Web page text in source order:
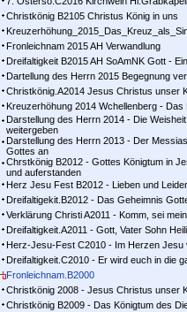
Christkönig B2105 Christus König in uns
Fronleichnam 2015 AH Verwandlung
Dreifaltigkeit B2015 AH SoAmNK Gott -
Dartellung des Herrn 2015 Begegnung
Christkönig.A2014 Jesus Christus unser
Kreuzerhöhung 2014 Wchellenberg -
Darstellung des Herrn 2014 - Die
weitergeben
Darstellung des Herrn 2013 - Der
Gottes an
Chrstkönig B2012 - Gottes Königtum in
und auferstanden
Herz Jesu Fest B2012 - Lieben und
Dreifaltigekit.B2012 - Das Geheimnis
Verklärung Christi A2011 - Komm, sei
Dreifaltigkeit.A2011 - Gott, Vater Sohn
Herz-Jesu-Fest C2010 - Im Herzen Jesu
Dreifaltigkeit.C2010 - Er wird euch in die
Fronleichnam.B2000
Christkönig 2008 - Jesus Christus unser
Christkönig B2009 - Das Königtum des